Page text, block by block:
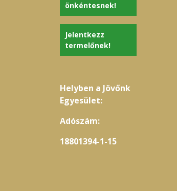
önkéntesnek!
Jelentkezz
termelőnek!
Helyben a Jövőnk
Egyesület:
Adószám:
18801394-1-15